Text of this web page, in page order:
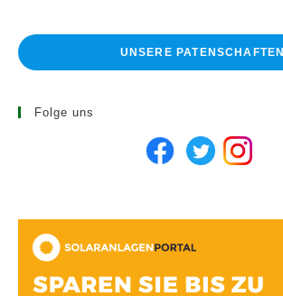
UNSERE PATENSCHAFTEN
Folge uns